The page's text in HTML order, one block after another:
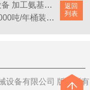
返回
列表
上一篇：腐植酸/海藻酸液体肥生产设备 加工氨基酸水溶肥的工艺及设备
下一篇：液体滴灌肥整套加工设备 5000吨/年桶装水肥灌装生产线
设备有限公司 版权所有